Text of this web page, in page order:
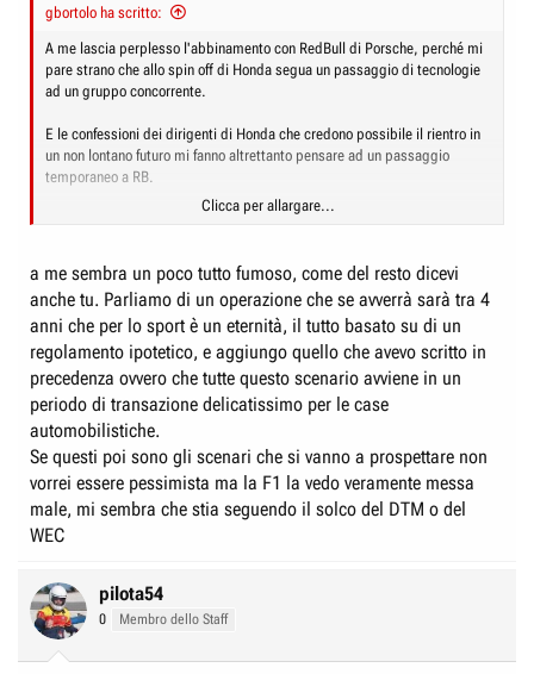
gbortolo ha scritto:
A me lascia perplesso l'abbinamento con RedBull di Porsche, perché mi
pare strano che allo spin off di Honda segua un passaggio di tecnologie
ad un gruppo concorrente.
E le confessioni dei dirigenti di Honda che credono possibile il rientro in
un non lontano futuro mi fanno altrettanto pensare ad un passaggio
temporaneo a RB.
Clicca per allargare...
a me sembra un poco tutto fumoso, come del resto dicevi
anche tu. Parliamo di un operazione che se avverrà sarà tra 4
anni che per lo sport è un eternità, il tutto basato su di un
regolamento ipotetico, e aggiungo quello che avevo scritto in
precedenza ovvero che tutte questo scenario avviene in un
periodo di transazione delicatissimo per le case
automobilistiche.
Se questi poi sono gli scenari che si vanno a prospettare non
vorrei essere pessimista ma la F1 la vedo veramente messa
male, mi sembra che stia seguendo il solco del DTM o del
WEC
pilota54
0 Membro dello Staff